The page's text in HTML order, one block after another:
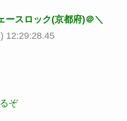
ースロック(京都府)＠＼
12:29:28.45
ぞ